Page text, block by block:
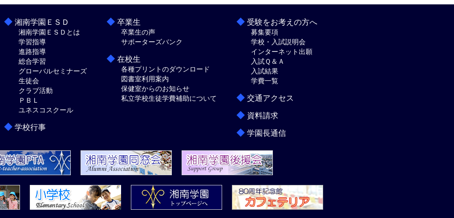
◆ 湘南学園ＥＳＤ
湘南学園ＥＳＤとは
学習指導
進路指導
総合学習
グローバルセミナーズ
生徒会
クラブ活動
ＰＢＬ
ユネスコスクール
◆ 学校行事
◆ 卒業生
卒業生の声
サポーターズバンク
◆ 在校生
各種プリントのダウンロード
図書室利用案内
保健室からのお知らせ
私立学校生徒学費補助について
◆ 受験をお考えの方へ
募集要項
学校・入試説明会
インターネット出願
入試Ｑ＆Ａ
入試結果
学費一覧
◆ 交通アクセス
◆ 資料請求
◆ 学園長通信